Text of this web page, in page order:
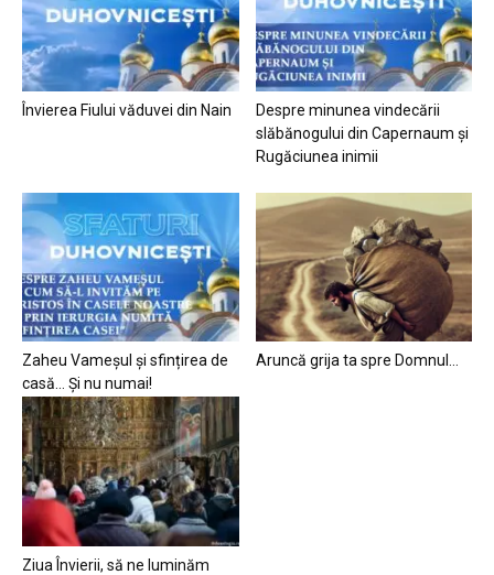
Învierea Fiului văduvei din Nain
Despre minunea vindecării
slăbănogului din Capernaum și
Rugăciunea inimii
Zaheu Vameșul și sfințirea de
casă… Și nu numai!
Aruncă grija ta spre Domnul…
Ziua Învierii, să ne luminăm